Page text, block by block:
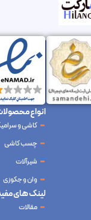
انواع محصولات
کاشی و سرامیک
چسب کاشی
شیرآلات
وان و جکوزی
لینک های مفید
مقالات